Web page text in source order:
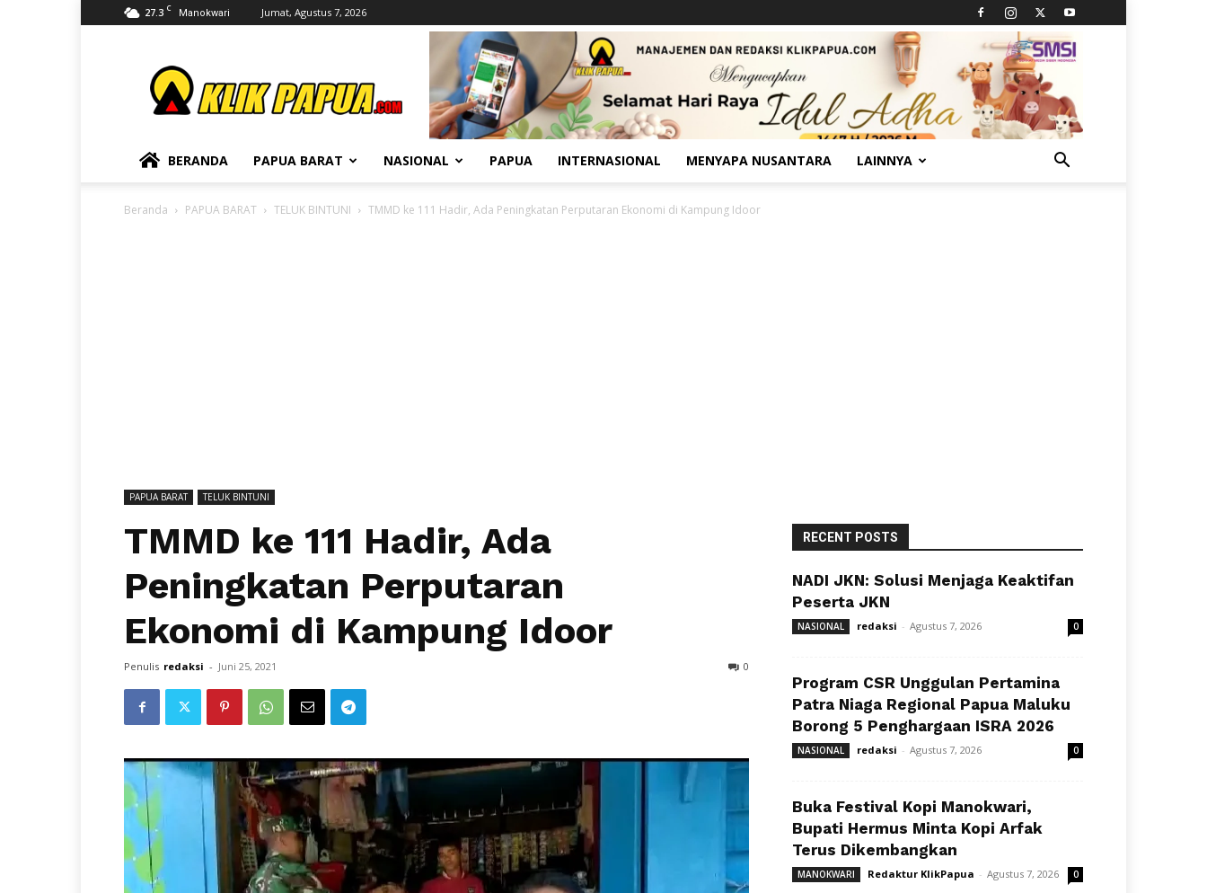
27.3 C Manokwari Jumat, Agustus 7, 2026
BERANDA PAPUA BARAT NASIONAL PAPUA INTERNASIONAL MENYAPA NUSANTARA LAINNYA
Beranda PAPUA BARAT TELUK BINTUNI TMMD ke 111 Hadir, Ada Peningkatan Perputaran Ekonomi di Kampung Idoor
PAPUA BARAT TELUK BINTUNI
TMMD ke 111 Hadir, Ada
Peningkatan Perputaran
Ekonomi di Kampung Idoor
Penulis redaksi - Juni 25, 2021 0
RECENT POSTS
NADI JKN: Solusi Menjaga Keaktifan
Peserta JKN
NASIONAL redaksi - Agustus 7, 2026 0
Program CSR Unggulan Pertamina
Patra Niaga Regional Papua Maluku
Borong 5 Penghargaan ISRA 2026
NASIONAL redaksi - Agustus 7, 2026 0
Buka Festival Kopi Manokwari,
Bupati Hermus Minta Kopi Arfak
Terus Dikembangkan
MANOKWARI Redaktur KlikPapua - Agustus 7, 2026 0